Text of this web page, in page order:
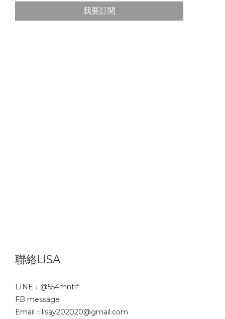
我要訂閱
聯絡LISA
LINE： @554mntif
FB message
Email：lisay202020@gmail.com